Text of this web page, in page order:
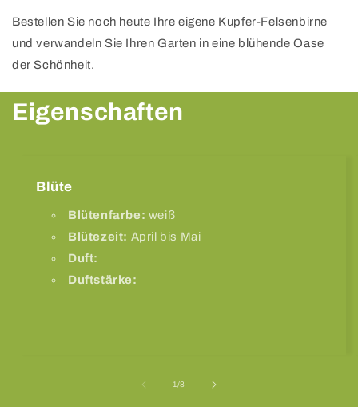
Bestellen Sie noch heute Ihre eigene Kupfer-Felsenbirne
und verwandeln Sie Ihren Garten in eine blühende Oase
der Schönheit.
Eigenschaften
Blüte
Blütenfarbe: weiß
Blütezeit: April bis Mai
Duft:
Duftstärke:
1/von
8